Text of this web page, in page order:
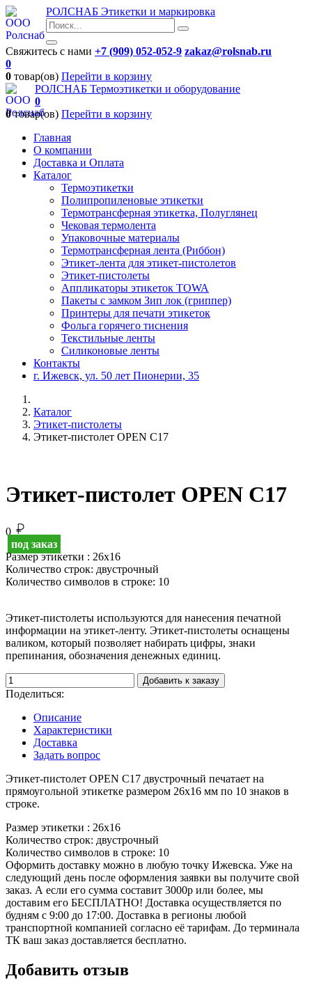
РОЛСНАБ Этикетки и маркировка
Свяжитесь с нами +7 (909) 052-052-9 zakaz@rolsnab.ru
0
0 товар(ов) Перейти в корзину
РОЛСНАБ Термоэтикетки и оборудование
0
0товар(ов) Перейти в корзину
Главная
О компании
Доставка и Оплата
Каталог
Термоэтикетки
Полипропиленовые этикетки
Термотрансферная этикетка, Полуглянец
Чековая термолента
Упаковочные материалы
Термотрансферная лента (Риббон)
Этикет-лента для этикет-пистолетов
Этикет-пистолеты
Аппликаторы этикеток TOWA
Пакеты с замком Зип лок (гриппер)
Принтеры для печати этикеток
Фольга горячего тиснения
Текстильные ленты
Силиконовые ленты
Контакты
г. Ижевск, ул. 50 лет Пионерии, 35
Каталог
Этикет-пистолеты
Этикет-пистолет OPEN C17
Этикет-пистолет OPEN C17
0
под заказ
Размер этикетки : 26х16
Количество строк: двустрочный
Количество символов в строке: 10
Этикет-пистолеты используются для нанесения печатной
информации на этикет-ленту. Этикет-пистолеты оснащены
валиком, который позволяет набирать цифры, знаки
препинания, обозначения денежных единиц.
Добавить к заказу
Поделиться:
Описание
Характеристики
Доставка
Задать вопрос
Этикет-пистолет OPEN C17 двустрочный печатает на
прямоугольной этикетке размером 26х16 мм по 10 знаков в
строке.
Размер этикетки : 26х16
Количество строк: двустрочный
Количество символов в строке: 10
Оформить доставку можно в любую точку Ижевска. Уже на
следующий день после оформления заявки вы получите свой
заказ. А если его сумма составит 3000р или более, мы
доставим его БЕСПЛАТНО! Доставка осуществляется по
будням с 9:00 до 17:00. Доставка в регионы любой
транспортной компанией согласно её тарифам. До терминала
ТК ваш заказ доставляется бесплатно.
Добавить отзыв